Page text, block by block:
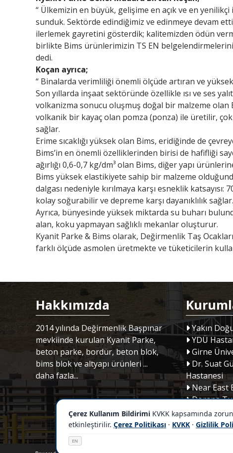
“ Ülkemizin en büyük, gelişime en açık ve en
sunduk. Sektörde edindiğimiz ve edinmeye devam
ilerlemek gayretini gösterdik; kalitemizden ödün
birlikte Bims ürünlerimizin TS EN belgelendirmelerini
dedi.
Koçan ayrıca;
“ Binalarda verimliliği önemli ölçüde artıran ve
Son yıllarda inşaat sektöründe özellikle ısı ve ses
volkanizma sonucu oluşmuş doğal bir malzeme olan
volkanik bir kayaç olan pomza (ponza) ile üretilir, çok
sağlar.
Erime sıcaklığı yüksek olan Bims, eridiğinde de
Bims’in en önemli özelliklerinden birisi de hafifliği
ağırlığı 0,6-0,7 kg/dm³ olan Bims, diğer yapı
Bims yüksek elastikiyete sahip bir malzeme
dalgası nedeniyle kırılmaya karşı esneklik
kolay soğurabilir ve depreme karşı dayanıklılık sağlar.
Ayrıca, bünyesinde yüksek miktarda su buharı
alan, koku yapmayan sağlıklı mekanlar oluşturur.
Kyanit Parke & Bims olarak, Değirmenlik Taş
farklı ölçüde asmolen üretmekte ve tüketicilerin
Hakkımızda
2014 yılında Değirmenlik Başpınar
mevkiinde kurulan Kyanit Parke,
beton parke, bordür, beton blok,
bims blok ve altyapı ürünleri ...
daha fazla...
Yakın
YDÜ
Girne
Dr. Suat
Hastanesi
Near East
Dorana
GÜNSEL
Çerez Kullanım Bildirimi KVKK kapsamında
etkinleştirilir. Çerez Politikası · KVKK · Gizlilik
EN